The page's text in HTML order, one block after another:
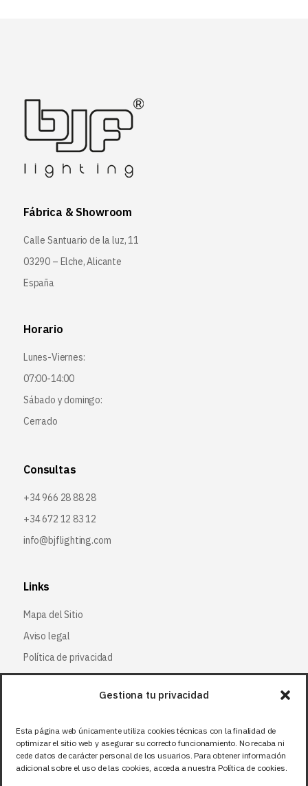
Gestiona tu privacidad
Esta página web únicamente utiliza cookies técnicas con la finalidad de
optimizar el sitio web y asegurar su correcto funcionamiento. No recaba ni
cede datos de carácter personal de los usuarios. Para obtener información
adicional sobre el uso de las cookies, acceda a nuestra Política de cookies.
Fábrica & Showroom
Calle Santuario de la luz, 11
03290 – Elche, Alicante
España
Horario
Lunes-Viernes:
07:00-14:00
Sábado y domingo:
Cerrado
Consultas
+34 966 28 88 28
+34 672 12 83 12
info@bjflighting.com
Links
Mapa del Sitio
Aviso legal
Política de privacidad
Política de cookies
Síguenos
Facebook
X (Twitter)